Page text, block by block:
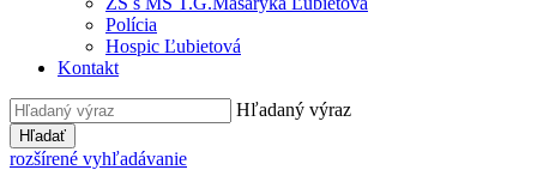
Polícia
Hospic Ľubietová
Kontakt
Hľadaný výraz
Hľadať
rozšírené vyhľadávanie